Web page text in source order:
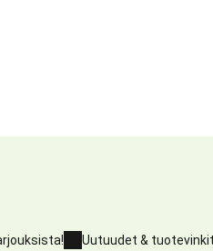
Uutuudet & tuotevinkit